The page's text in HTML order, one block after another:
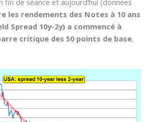
fin de séance et aujourd’hui (données
les rendements des Notes à 10 ans
Spread 10y-2y) a commencé à
critique des 50 points de base,